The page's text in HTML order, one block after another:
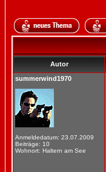
Autor
summerwind1970
Anmeldedatum: 23.07.2009
Beiträge: 10
Wohnort: Haltern am See